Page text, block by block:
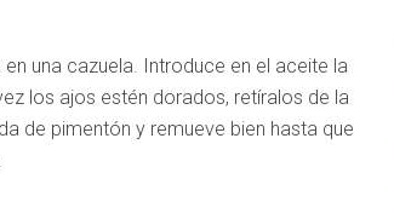
una cazuela. Introduce en el aceite la
los ajos estén dorados, retíralos de la
de pimentón y remueve bien hasta que